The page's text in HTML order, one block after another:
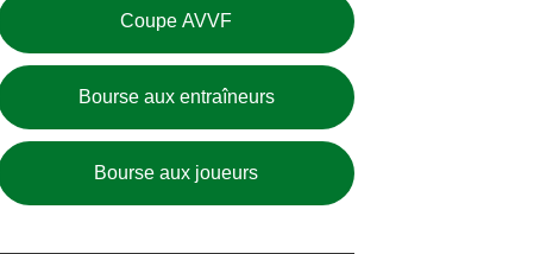
Coupe AVVF
Bourse aux entraîneurs
Bourse aux joueurs